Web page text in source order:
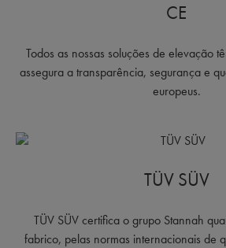
CE
Todos as nossas soluções de elevação
assegura a transparência, segurança e
europeus.
TÜV SÜV
TÜV SÜV certifica o grupo Stannah
fabrico, pelas normas internacionais de